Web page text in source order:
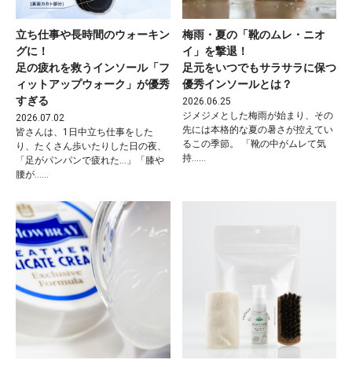
立ち仕事や長時間のウォーキン
グに！
足の疲れを救うインソール「フ
ィットアップウォーク」が優秀
すぎる
2026.07.02
皆さんは、1日中立ち仕事をした
り、たくさん歩いたりした日の夜、
「足がパンパンで疲れた…」「膝や
腰が……
梅雨・夏の「靴のムレ・ニオ
イ」を撃退！
足元をいつでもサラサラに保つ
優秀インソールとは？
2026.06.25
ジメジメとした梅雨が始まり、その
先には本格的な夏の暑さが控えてい
るこの季節。 「靴の中がムレて気
持……